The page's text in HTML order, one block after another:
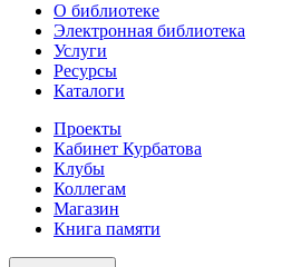
О библиотеке
Электронная библиотека
Услуги
Ресурсы
Каталоги
Проекты
Кабинет Курбатова
Клубы
Коллегам
Магазин
Книга памяти